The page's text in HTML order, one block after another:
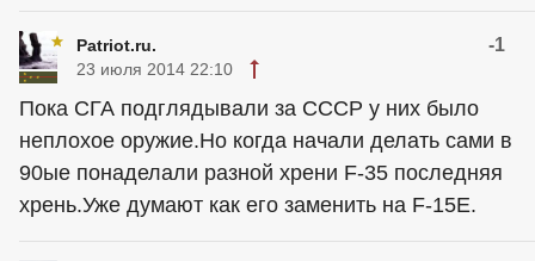
Patriot.ru. -1
23 июля 2014 22:10
Пока СГА подглядывали за СССР у них было
неплохое оружие.Но когда начали делать сами в
90ые понаделали разной хрени F-35 последняя
хрень.Уже думают как его заменить на F-15E.